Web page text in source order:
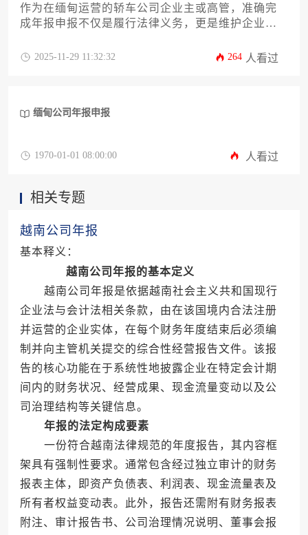
作为在缅甸运营的轿车公司企业主或高管，准确完
成年报申报不仅是履行法律义务，更是维护企业信
份详尽、专业的缅甸轿车公司年报申报全流程攻
保企业在缅甸市场的合规与稳定发展。了解缅甸公
2025-11-29 11:32:32 264 人看过
缅甸公司年报申报
1970-01-01 08:00:00 人看过
相关专题
越南公司年报
基本释义：
越南公司年报的基本定义
越南公司年报是依据越南社会主义共和国现行
企业法与会计法相关条款，由在该国境内合法注册
并运营的企业实体，在每个财务年度结束后必须编
制并向主管机关提交的综合性经营报告文件。该报
告的核心功能在于系统性地披露企业在特定会计期
间内的财务状况、经营成果、现金流量变动以及公
司治理结构等关键信息。
年报的法定构成要素
一份符合越南法律规范的年度报告，其内容框
架具有强制性要求。通常包含经过独立审计的财务
报表主体，即资产负债表、利润表、现金流量表及
所有者权益变动表。此外，报告还需附有财务报表
附注、审计报告书、公司治理情况说明、董事会报